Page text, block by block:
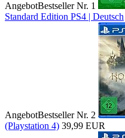
AngebotBestseller Nr. 1
Standard Edition PS4 | Deutsch
AngebotBestseller Nr. 2
(Playstation 4) 39,99 EUR